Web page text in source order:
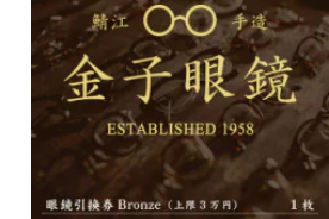
味は訳なし!人気のかつおのた
たきをどうぞご賞味くださ
い。鰹のタタキ かつおたたき
冷凍 小分け カツオタタキ 骨取
り 骨なし たたき